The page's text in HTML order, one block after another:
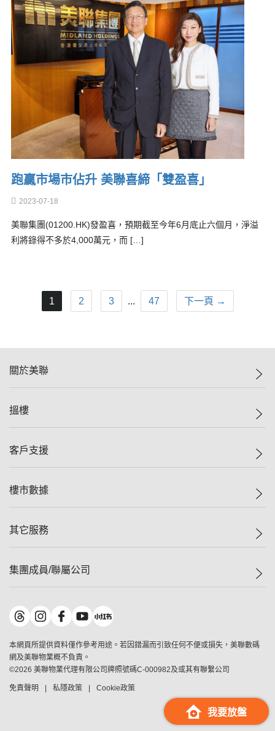
跑贏市場市佔升 美聯喜締「雙盈喜」
2023-07-18
美聯集團(01200.HK)發盈喜，預期截至今年6月底止六個月，淨溢
利將錄得不多於4,000萬元，而 […]
1 2 3 ... 47 下一頁 →
我要放盤
關於美聯
美聯集團
人才招募
搵樓
一手新盤
減價
美聯豪宅
獨家樓盤
租盤
客戶支援
自助放盤
查詢熱線
按揭計算機
負擔能力計算機
轉按計算機
繳款方式
樓市數據
樓價指數
歷史成交
屋苑成交排行榜
地區百科
其它服務
屋苑專頁
美聯精英會
美善會
地產代理管理協會
申報已遞交的購樓意向登記
集團成員/聯屬公司
美聯物業
鋑聯控股*
美聯工商舖*
美聯中國
美聯澳門
美聯金融集團
本網頁所提供資料僅作參考用途。若因錯漏而引致任何不便或損失，美聯數碼
網及美聯物業概不負責。
©2026 美聯物業代理有限公司牌照號碼C-000982及或其有聯繫公司
免責聲明 私隱政策 Cookie政策